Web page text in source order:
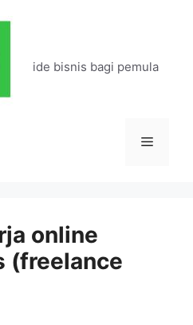
ide bisnis bagi pemula
Menu
online
(freelance